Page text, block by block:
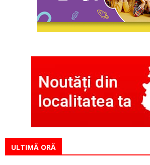
ULTIMĂ ORĂ